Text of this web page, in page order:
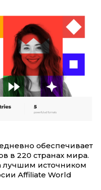
обеспечивает
в 220 странах мира.
лучшим источником
Affiliate World